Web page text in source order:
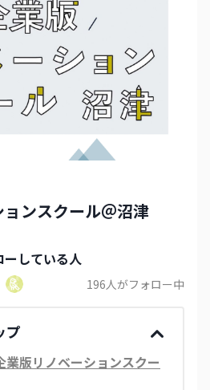
ンスクール＠沼津
ーしている人
196人がフォロー中
プ
版リノベーションスクー